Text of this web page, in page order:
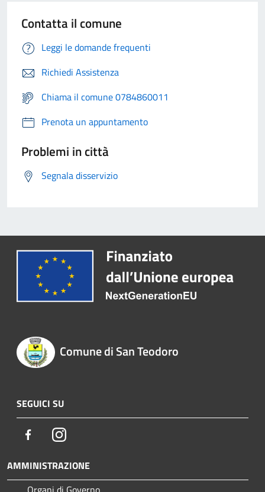
Contatta il comune
Leggi le domande frequenti
Richiedi Assistenza
Chiama il comune 0784860011
Prenota un appuntamento
Problemi in città
Segnala disservizio
Comune di San Teodoro
SEGUICI SU
FacebookInstagram
AMMINISTRAZIONE